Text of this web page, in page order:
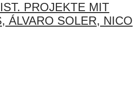
PROJEKTE MIT
ÁLVARO SOLER, NICO